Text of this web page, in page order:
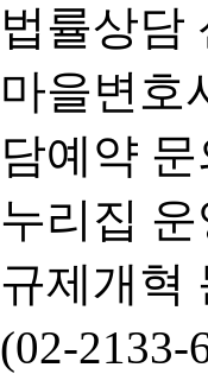
법률상담
마을변호
담예약 문
누리집
규제개혁
(02-2133-